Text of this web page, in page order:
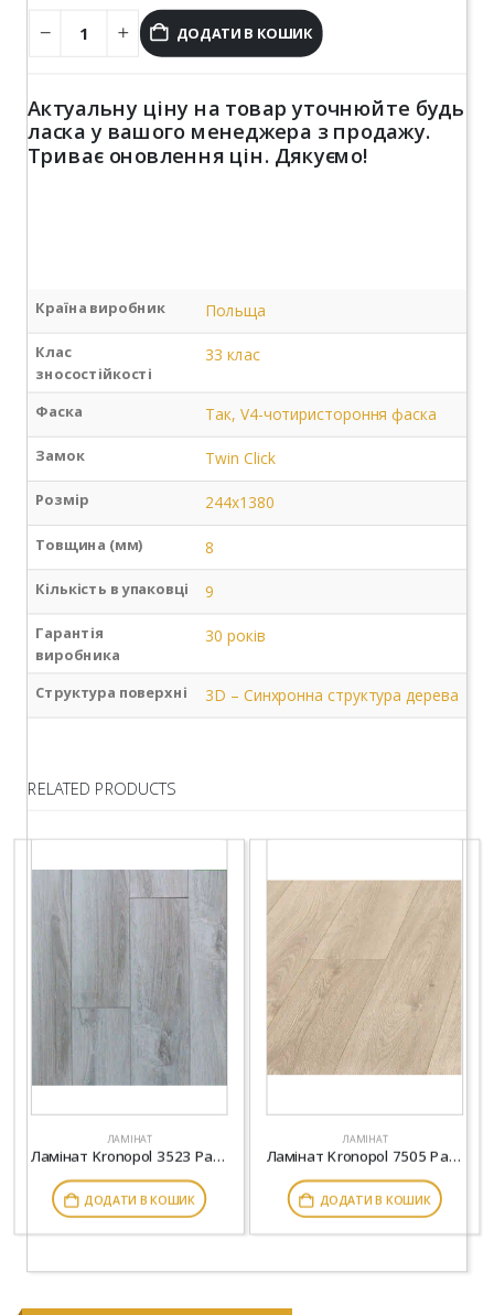
ДОДАТИ В КОШИК
Актуальну ціну на товар уточнюйте будь
ласка у вашого менеджера з продажу.
Триває оновлення цін. Дякуємо!
Країна виробник Польща
Клас
зносостійкості
33 клас
Фаска Так, V4-чотиристороння фаска
Замок Twin Click
Розмір 244х1380
Товщина (мм) 8
Кількість в упаковці 9
Гарантія
виробника
30 років
Структура поверхні 3D – Синхронна структура дерева
RELATED PRODUCTS
ЛАМІНАТ
Ламінат Kronopol 3523 Parfe Floor Narrow 4V Дуб Шамони
ДОДАТИ В КОШИК
ЛАМІНАТ
Ламінат Kronopol 7505 Parfe Floor Narrow 4V Дуб Терамо
ДОДАТИ В КОШИК